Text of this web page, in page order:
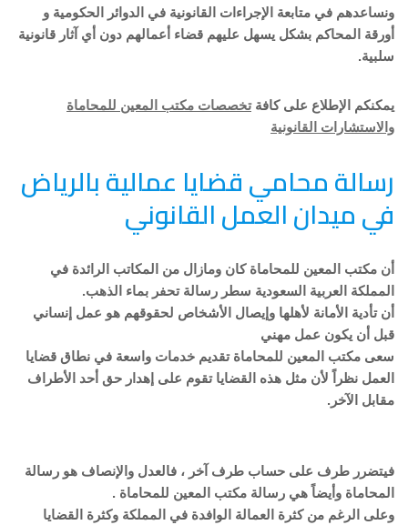
ونساعدهم في متابعة الإجراءات القانونية في الدوائر الحكومية و
أورقة المحاكم بشكل يسهل عليهم قضاء أعمالهم دون أي آثار قانونية
سلبية.
يمكنكم الإطلاع على كافةتخصصات مكتب المعين للمحاماة
والاستشارات القانونية
رسالة محامي قضايا عمالية بالرياض
في ميدان العمل القانوني
أن مكتب المعين للمحاماة كان ومازال من المكاتب الرائدة في
المملكة العربية السعودية سطر رسالة تحفر بماء الذهب.
أن تأدية الأمانة لأهلها وإيصال الأشخاص لحقوقهم هو عمل إنساني
قبل أن يكون عمل مهني
سعى مكتب المعين للمحاماة تقديم خدمات واسعة في نطاق قضايا
العمل نظراً لأن مثل هذه القضايا تقوم على إهدار حق أحد الأطراف
مقابل الآخر.
فيتضرر طرف على حساب طرف آخر ، فالعدل والإنصاف هو رسالة
المحاماة وأيضاً هي رسالة مكتب المعين للمحاماة .
وعلى الرغم من كثرة العمالة الوافدة في المملكة وكثرة القضايا